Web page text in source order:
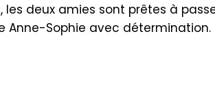
les deux amies sont prêtes à
Anne-Sophie avec détermination.